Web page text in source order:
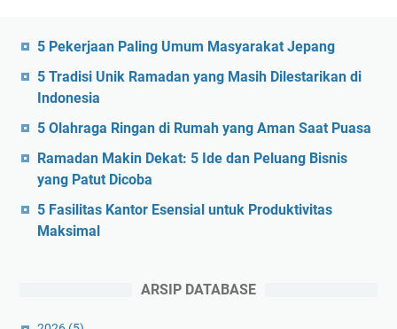
5 Pekerjaan Paling Umum Masyarakat Jepang
5 Tradisi Unik Ramadan yang Masih Dilestarikan di
Indonesia
5 Olahraga Ringan di Rumah yang Aman Saat Puasa
Ramadan Makin Dekat: 5 Ide dan Peluang Bisnis
yang Patut Dicoba
5 Fasilitas Kantor Esensial untuk Produktivitas
Maksimal
ARSIP DATABASE